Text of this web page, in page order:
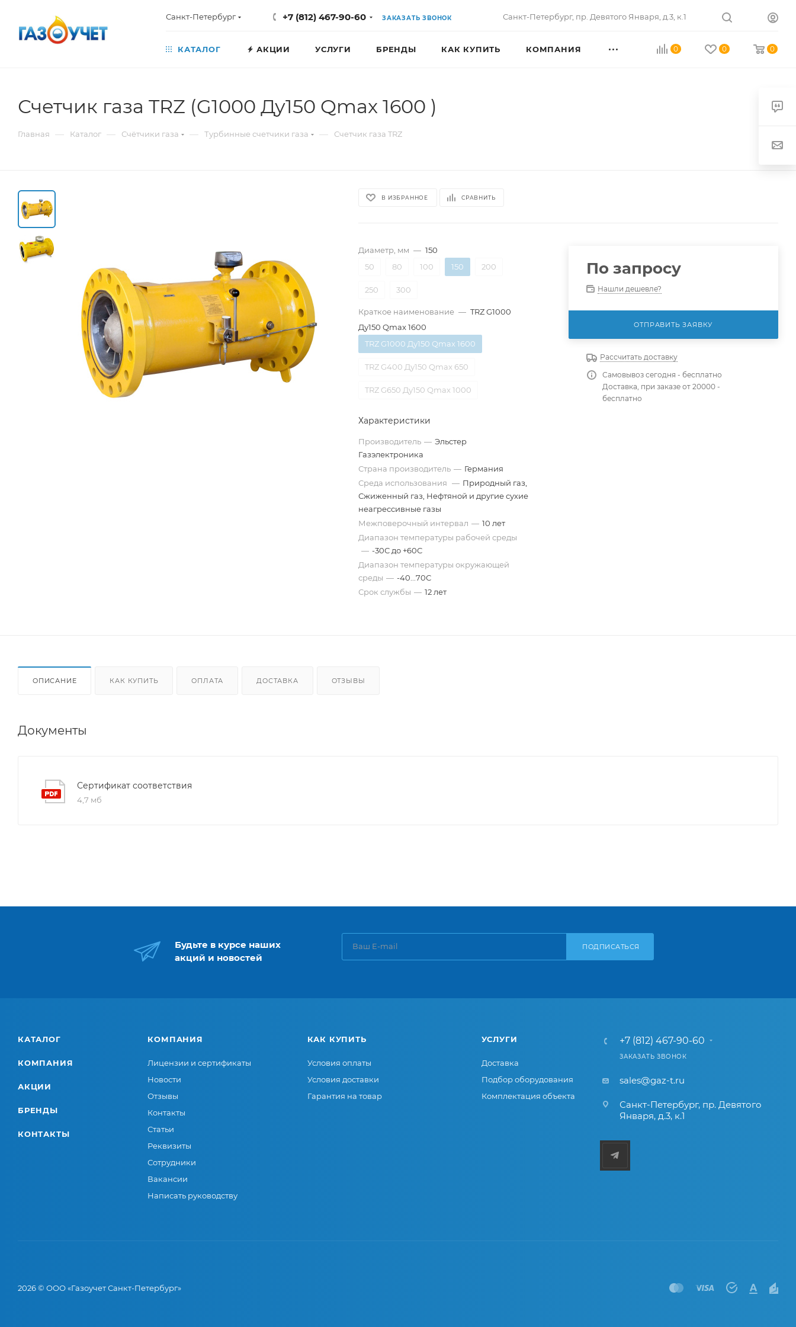
Санкт-Петербург +7 (812) 467-90-60 ЗАКАЗАТЬ ЗВОНОК Санкт-Петербург, пр. Девятого Января, д.3, к.1
0 0 0
КАТАЛОГ АКЦИИ УСЛУГИ БРЕНДЫ КАК КУПИТЬ КОМПАНИЯ
Счетчик газа TRZ (G1000 Ду150 Qmax 1600 )
Главная — Каталог — Счётчики газа — Турбинные счетчики газа — Счетчик газа TRZ
В ИЗБРАННОЕ СРАВНИТЬ
Диаметр, мм — 150
50
80 100 150 200
250 300
Краткое наименование — TRZ G1000
Ду150 Qmax 1600
TRZ G1000 Ду150 Qmax 1600
TRZ G400 Ду150 Qmax 650
TRZ G650 Ду150 Qmax 1000
Характеристики
Производитель — Эльстер
Газэлектроника
Страна производитель — Германия
Среда использования — Природный газ,
Сжиженный газ, Нефтяной и другие сухие
неагрессивные газы
Межповерочный интервал — 10 лет
Диапазон температуры рабочей среды
— -30С до +60С
Диапазон температуры окружающей
среды — -40...70С
Срок службы — 12 лет
По запросу
Нашли дешевле?
ОТПРАВИТЬ ЗАЯВКУ
Рассчитать доставку
Самовывоз сегодня - бесплатно
Доставка, при заказе от 20000 -
бесплатно
ОПИСАНИЕ КАК КУПИТЬ ОПЛАТА ДОСТАВКА ОТЗЫВЫ
Документы
Сертификат соответствия
4,7 мб
Будьте в курсе наших
акций и новостей
ПОДПИСАТЬСЯ
КАТАЛОГ
КОМПАНИЯ
АКЦИИ
БРЕНДЫ
КОНТАКТЫ
КОМПАНИЯ
Лицензии и сертификаты
Новости
Отзывы
Контакты
Статьи
Реквизиты
Сотрудники
Вакансии
Написать руководству
КАК КУПИТЬ
Условия оплаты
Условия доставки
Гарантия на товар
УСЛУГИ
Доставка
Подбор оборудования
Комплектация объекта
+7 (812) 467-90-60
ЗАКАЗАТЬ ЗВОНОК
sales@gaz-t.ru
Санкт-Петербург, пр. Девятого
Января, д.3, к.1
2026 © ООО «Газоучет Санкт-Петербург»